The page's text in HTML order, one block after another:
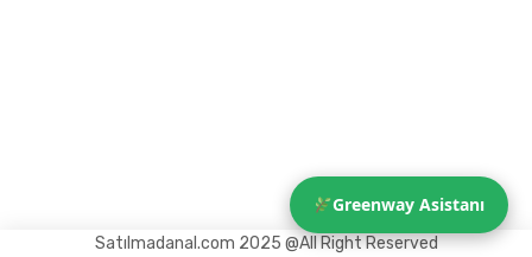
Greenway Asistanı
Satılmadanal.com 2025 @All Right Reserved